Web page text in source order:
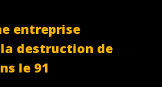
entreprise
destruction de
le 91